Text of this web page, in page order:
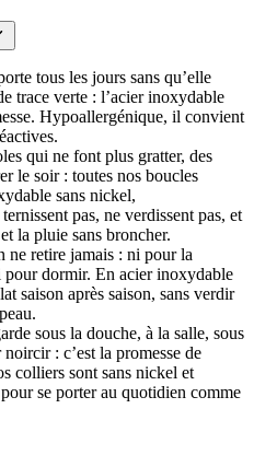
tous les jours sans qu’elle
trace verte : l’acier inoxydable
Hypoallergénique, il convient
qui ne font plus gratter, des
le soir : toutes nos boucles
sans nickel,
pas, ne verdissent pas, et
la pluie sans broncher.
ne retire jamais : ni pour la
dormir. En acier inoxydable
saison après saison, sans verdir
sous la douche, à la salle, sous
: c’est la promesse de
colliers sont sans nickel et
se porter au quotidien comme